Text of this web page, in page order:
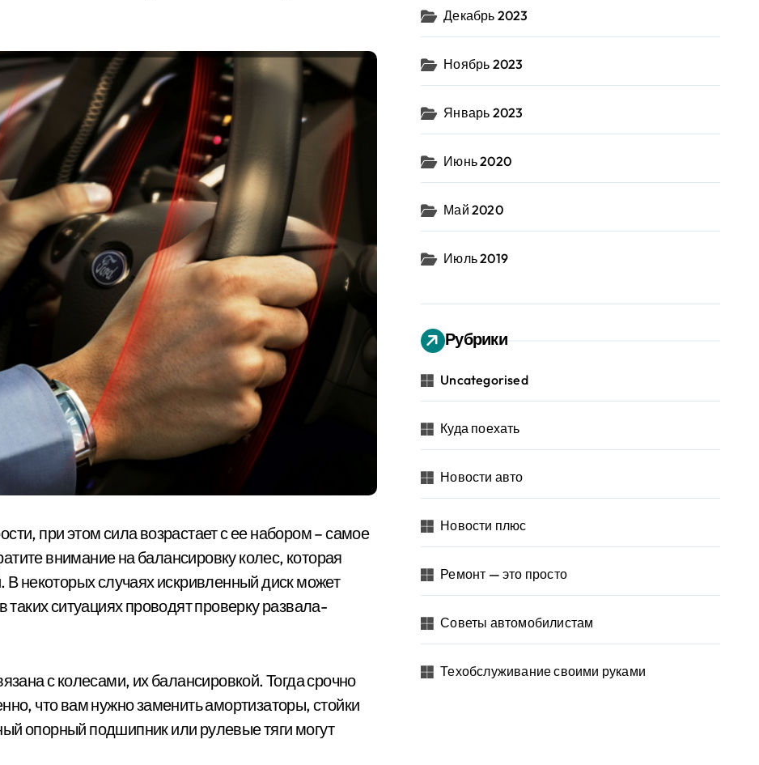
при этом сила возрастает с ее набором – самое
внимание на балансировку колес, которая
В некоторых случаях искривленный диск может
ситуациях проводят проверку развала-
с колесами, их балансировкой. Тогда срочно
что вам нужно заменить амортизаторы, стойки
опорный подшипник или рулевые тяги могут
Декабрь 2023
Ноябрь 2023
Январь 2023
Июнь 2020
Май 2020
Июль 2019
Рубрики
Uncategorised
Куда поехать
Новости авто
Новости плюс
Ремонт — это просто
Советы автомобилистам
Техобслуживание своими руками